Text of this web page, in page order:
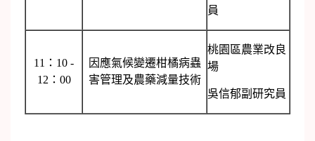
員
11：10 -
12：00
因應氣候變遷柑橘病蟲
害管理及農藥減量技術
桃園區農業改良
場
吳信郁副研究員